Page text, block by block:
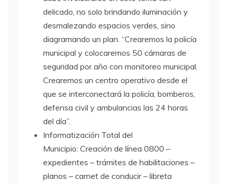
delicado, no solo brindando iluminación y
desmalezando espacios verdes, sino
diagramando un plan. “Crearemos la policía
municipal y colocaremos 50 cámaras de
seguridad por año con monitoreo municipal.
Crearemos un centro operativo desde el
que se interconectará la policía, bomberos,
defensa civil y ambulancias las 24 horas
del día”.
Informatización Total del
Municipio: Creación de línea 0800 –
expedientes – trámites de habilitaciones –
planos – carnet de conducir – libreta